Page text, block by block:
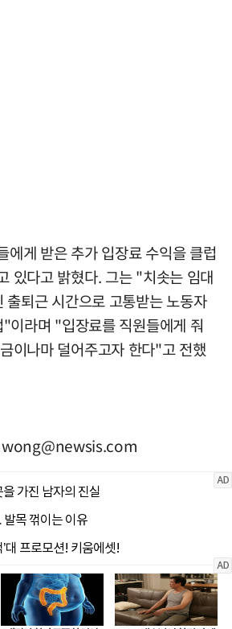
에게 받은 추가 입장료 수익을 클럽
있다고 밝혔다. 그는 "치솟는 임대
출퇴근 시간으로 고통받는 노동자
이라며 "입장료를 직원들에게 줘
이나마 덜어주고자 한다"고 전했
wong@newsis.com